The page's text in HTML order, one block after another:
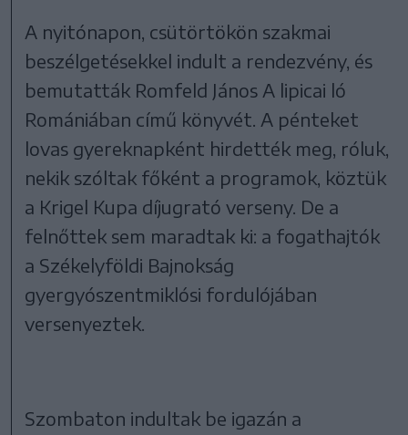
A nyitónapon, csütörtökön szakmai
beszélgetésekkel indult a rendezvény, és
bemutatták Romfeld János A lipicai ló
Romániában című könyvét. A pénteket
lovas gyereknapként hirdették meg, róluk,
nekik szóltak főként a programok, köztük
a Krigel Kupa díjugrató verseny. De a
felnőttek sem maradtak ki: a fogathajtók
a Székelyföldi Bajnokság
gyergyószentmiklósi fordulójában
versenyeztek.
Szombaton indultak be igazán a